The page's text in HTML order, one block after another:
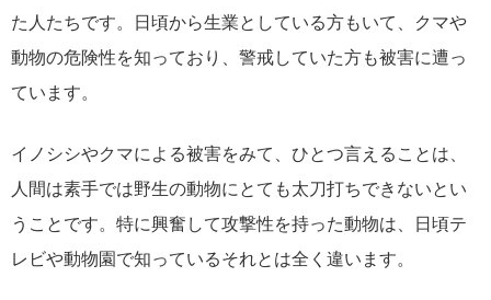
た人たちです。日頃から生業としている方もいて、クマや
動物の危険性を知っており、警戒していた方も被害に遭っ
ています。
イノシシやクマによる被害をみて、ひとつ言えることは、
人間は素手では野生の動物にとても太刀打ちできないとい
うことです。特に興奮して攻撃性を持った動物は、日頃テ
レビや動物園で知っているそれとは全く違います。